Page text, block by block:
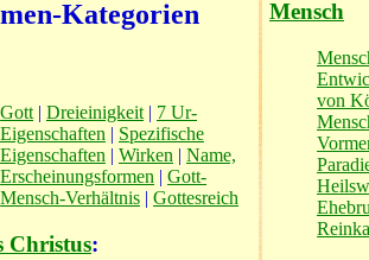
Kategorien
Gott| Dreieinigkeit| 7 Ur-
Eigenschaften | Spezifische
Eigenschaften | Wirken | Name,
Erscheinungsformen | Gott-
Mensch-Verhältnis | Gottesreich
Christus:
Mensch
von